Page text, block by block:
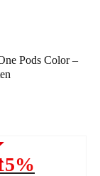
Pods Color –